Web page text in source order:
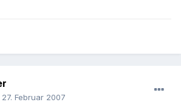
27. Februar 2007